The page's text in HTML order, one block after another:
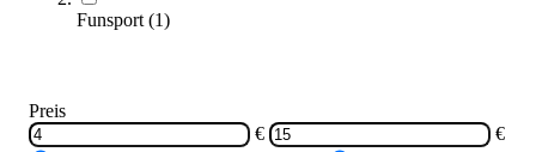
Funsport (1)
Preis
€
€